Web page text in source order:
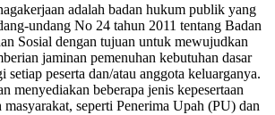
adalah badan hukum publik yang
undang No 24 tahun 2011 tentang Badan
Sosial dengan tujuan untuk mewujudkan
jaminan pemenuhan kebutuhan dasar
setiap peserta dan/atau anggota keluarganya.
menyediakan beberapa jenis kepesertaan
seperti Penerima Upah (PU) dan